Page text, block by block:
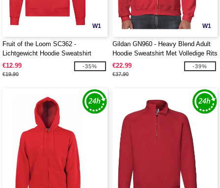
W1
Fruit of the Loom SC362 -
Lichtgewicht Hoodie Sweatshirt
€12.99
€19.90
-35%
W1
Gildan GN960 - Heavy Blend Adult
Hoodie Sweatshirt Met Volledige Rits
€22.99
€37.90
-39%